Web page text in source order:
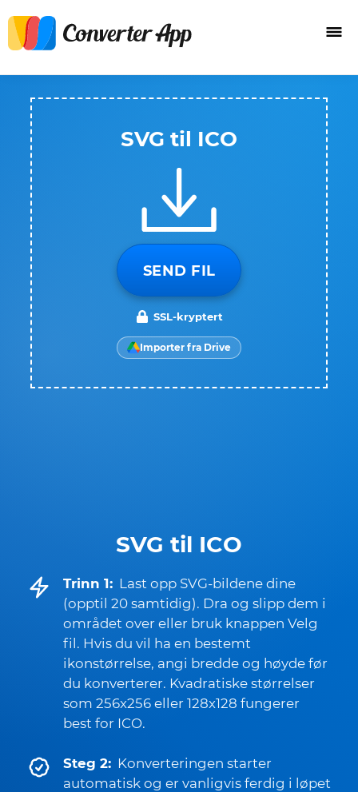
SVG til ICO
Trinn 1: Last opp SVG-bildene dine
(opptil 20 samtidig). Dra og slipp dem i
området over eller bruk knappen Velg
fil. Hvis du vil ha en bestemt
ikonstørrelse, angi bredde og høyde før
du konverterer. Kvadratiske størrelser
som 256x256 eller 128x128 fungerer
best for ICO.
Steg 2: Konverteringen starter
automatisk og er vanligvis ferdig i løpet
SVG til ICO
SEND FIL
SSL-kryptert
Importer fra Drive